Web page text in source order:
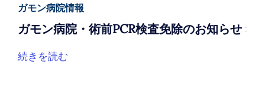
ガモン病院情報
ガモン病院・術前PCR検査免除のお知らせ
続きを読む